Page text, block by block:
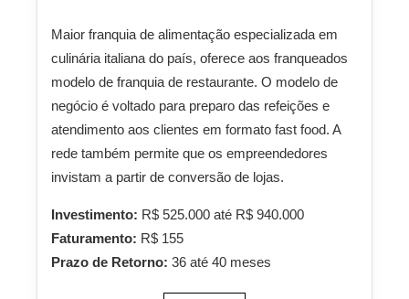
Maior franquia de alimentação especializada em
culinária italiana do país, oferece aos franqueados
modelo de franquia de restaurante. O modelo de
negócio é voltado para preparo das refeições e
atendimento aos clientes em formato fast food. A
rede também permite que os empreendedores
invistam a partir de conversão de lojas.
Investimento: R$ 525.000 até R$ 940.000
Faturamento: R$ 155
Prazo de Retorno: 36 até 40 meses